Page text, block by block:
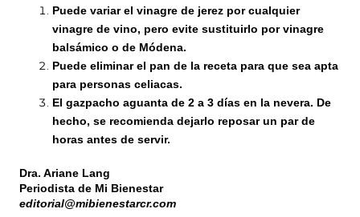
Puede variar el vinagre de jerez por cualquier
vinagre de vino, pero evite sustituirlo por vinagre
balsámico o de Módena.
Puede eliminar el pan de la receta para que sea apta
para personas celiacas.
El gazpacho aguanta de 2 a 3 días en la nevera. De
hecho, se recomienda dejarlo reposar un par de
horas antes de servir.
Dra. Ariane Lang
Periodista de Mi Bienestar
editorial@mibienestarcr.com